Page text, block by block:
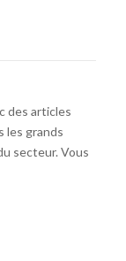
des articles
les grands
secteur. Vous